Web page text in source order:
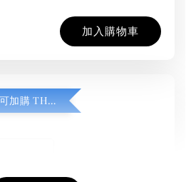
加入購物車
凡購買任一商品即可加購 THT 九週年紀念 T-shirt